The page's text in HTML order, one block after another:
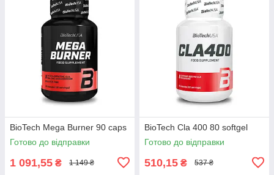
BioTech Mega Burner 90 caps
Готово до відправки
1 091,55 ₴ 1 149 ₴
BioTech Cla 400 80 softgel
Готово до відправки
510,15 ₴ 537 ₴